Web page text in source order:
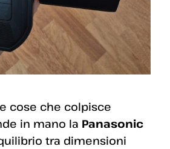
cose che colpisce
in mano la Panasonic
tra dimensioni